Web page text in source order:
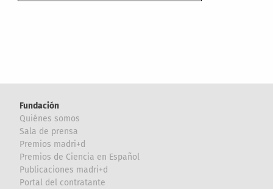
Fundación
Quiénes somos
Sala de prensa
Premios madri+d
Premios de Ciencia en Español
Publicaciones madri+d
Portal del contratante